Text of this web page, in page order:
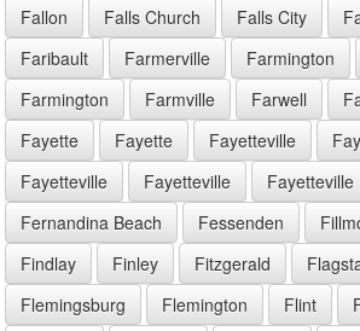
Fallon Falls Church Falls City
Faribault
Farmerville Farmington
Farmington
Farmville Farwell
Fayette
Fayette Fayetteville
Fayetteville
Fayetteville Fayetteville
Fernandina Beach
Fessenden
Findlay
Finley Fitzgerald
Flemingsburg
Flemington Flint